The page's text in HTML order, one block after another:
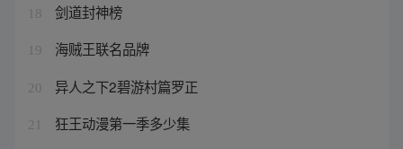
18 剑道封神榜
19 海贼王联名品牌
20 异人之下2碧游村篇罗正
21 狂王动漫第一季多少集